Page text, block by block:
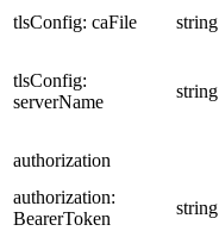
tlsConfig: caFile string
tlsConfig:
serverName
string
authorization
authorization:
BearerToken
string